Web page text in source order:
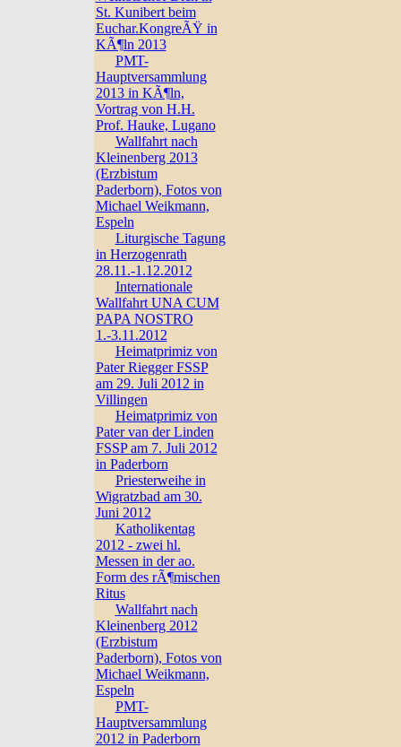
St. Kunibert beim
Euchar.KongreÃŸ in
KÃ¶ln 2013
PMT-
Hauptversammlung
2013 in KÃ¶ln,
Vortrag von H.H.
Prof. Hauke, Lugano
Wallfahrt nach
Kleinenberg 2013
(Erzbistum
Paderborn), Fotos von
Michael Weikmann,
Espeln
Liturgische Tagung
in Herzogenrath
28.11.-1.12.2012
Internationale
Wallfahrt UNA CUM
PAPA NOSTRO
1.-3.11.2012
Heimatprimiz von
Pater Riegger FSSP
am 29. Juli 2012 in
Villingen
Heimatprimiz von
Pater van der Linden
FSSP am 7. Juli 2012
in Paderborn
Priesterweihe in
Wigratzbad am 30.
Juni 2012
Katholikentag
2012 - zwei hl.
Messen in der ao.
Form des rÃ¶mischen
Ritus
Wallfahrt nach
Kleinenberg 2012
(Erzbistum
Paderborn), Fotos von
Michael Weikmann,
Espeln
PMT-
Hauptversammlung
2012 in Paderborn